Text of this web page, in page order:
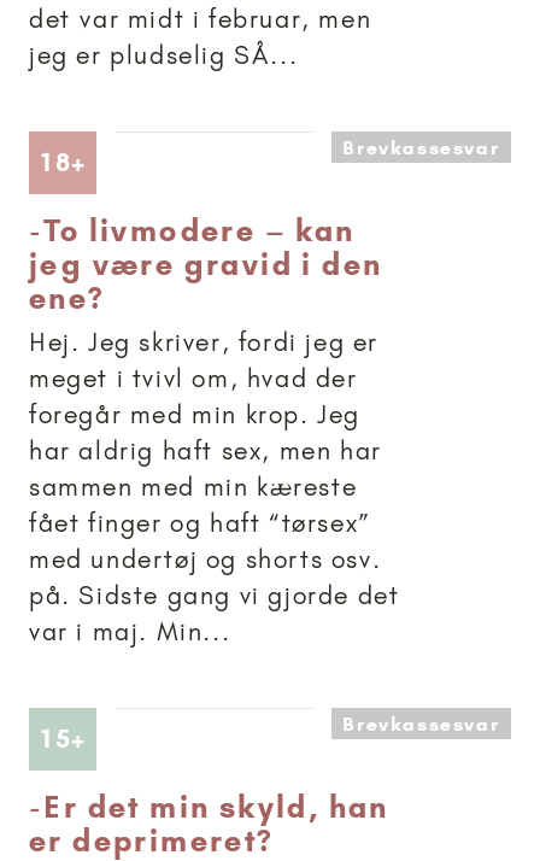
det var midt i februar, men
jeg er pludselig SÅ...
18+ Artikler anbefalet til 18+Brevkassesvar
-To livmodere – kan
jeg være gravid i den
ene?
Hej. Jeg skriver, fordi jeg er
meget i tvivl om, hvad der
foregår med min krop. Jeg
har aldrig haft sex, men har
sammen med min kæreste
fået finger og haft “tørsex”
med undertøj og shorts osv.
på. Sidste gang vi gjorde det
var i maj. Min...
15+ Artikler anbefalet til 15+Brevkassesvar
-Er det min skyld, han
er deprimeret?